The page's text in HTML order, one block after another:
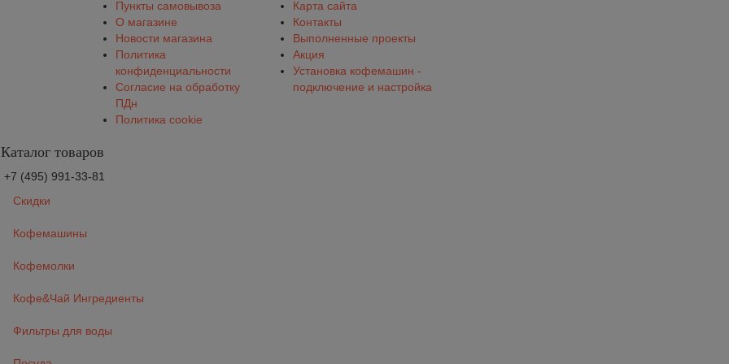
Пункты самовывоза
О магазине
Новости магазина
Политика
конфиденциальности
Согласие на обработку
ПДн
Политика cookie
Карта сайта
Контакты
Выполненные проекты
Акция
Установка кофемашин -
подключение и настройка
Каталог товаров
+7 (495) 991-33-81
Скидки
Кофемашины
Кофемолки
Кофе&Чай Ингредиенты
Фильтры для воды